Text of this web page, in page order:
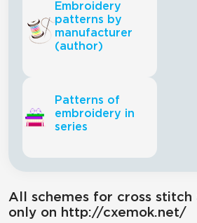
Embroidery
patterns by
manufacturer
(author)
Patterns of
embroidery in
series
All schemes for cross stitch
only on http://cxemok.net/